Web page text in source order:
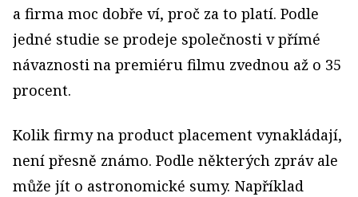
a firma moc dobře ví, proč za to platí. Podle
jedné studie se prodeje společnosti v přímé
návaznosti na premiéru filmu zvednou až o 35
procent.
Kolik firmy na product placement vynakládají,
není přesně známo. Podle některých zpráv ale
může jít o astronomické sumy. Například